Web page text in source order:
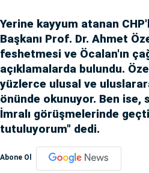
Yerine kayyum atanan
Başkanı Prof. Dr. Ahmet
feshetmesi ve Öcalan'ın
açıklamalarda bulundu.
yüzlerce ulusal ve
önünde okunuyor. Ben ise,
İmralı görüşmelerinde
tutuluyorum" dedi.
Abone Ol